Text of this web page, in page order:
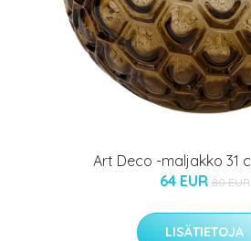
Art Deco -maljakko 31
64 EUR 80 EUR
LISÄTIETOJA